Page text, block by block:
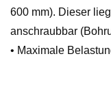
600 mm). Dieser
anschraubbar
• Maximale